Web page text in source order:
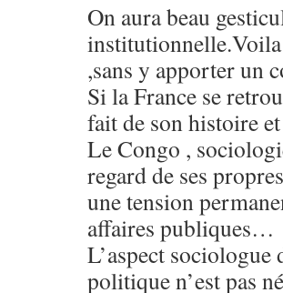
On aura beau
,sans y apporter un
Si la France se
fait de son histoire
Le Congo ,
regard de ses
une tension
affaires publiques…
L’aspect
politique n’est pas